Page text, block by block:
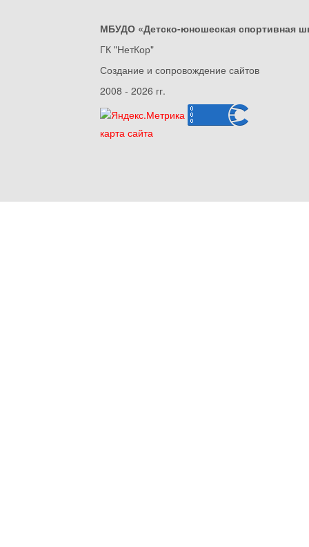
МБУДО «Детско-юношеская спортивная
ГК "НетКор"
Создание и сопровождение сайтов
2008 - 2026 гг.
карта сайта